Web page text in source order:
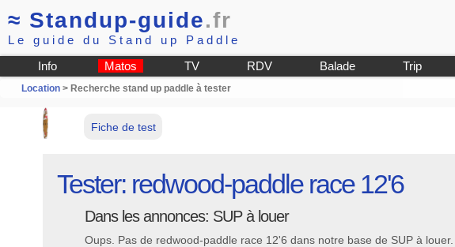
≈ Standup-guide.fr
Le guide du Stand up Paddle
Info Matos TV RDV Balade Trip
Location> Recherche stand up paddle à tester
Fiche de test
Tester: redwood-paddle race 12'6
Dans les annonces: SUP à louer
Oups. Pas de redwood-paddle race 12'6 dans notre base de SUP à louer.